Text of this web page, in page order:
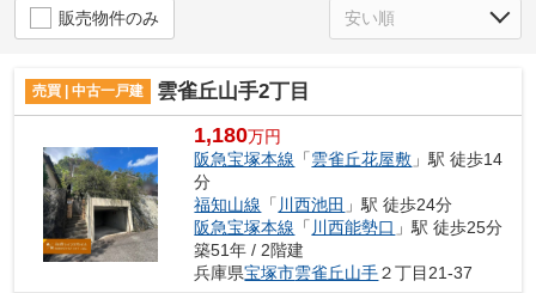
販売物件のみ
売買 | 中古一戸建 雲雀丘山手2丁目
1,180万円
阪急宝塚本線 「雲雀丘花屋敷 」駅 徒歩14
分
福知山線 「 川西池田 」駅 徒歩24分
阪急宝塚本線 「 川西能勢口 」駅 徒歩25分
築51年 / 2階建
兵庫県宝塚市雲雀丘山手２丁目21-37